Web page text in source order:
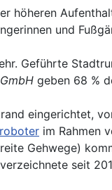
höheren
und
Geführte
geben 68 %
eingerichtet,
im Rahmen
Gehwege)
verzeichnete seit